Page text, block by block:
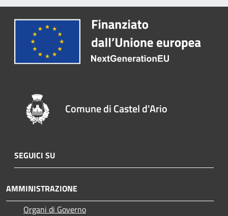
Comune di Castel d'Ario
SEGUICI SU
AMMINISTRAZIONE
Organi di Governo